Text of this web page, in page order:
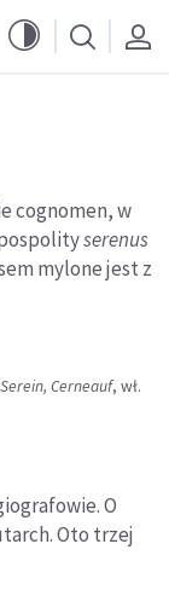
cognomen, w
serenus
mylone jest z
Serein, Cerneauf, wł.
O
Oto trzej